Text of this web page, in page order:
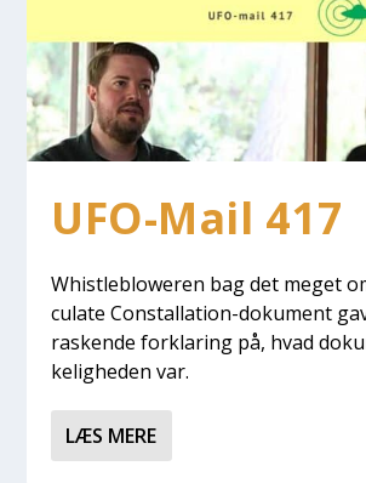
UFO-Mail 417
Whi­st­le­blowe­ren bag det meget
cu­la­te Con­stal­la­tion-doku­ment
ra­sken­de for­kla­ring på, hvad
ke­lig­he­den var.
LÆS MERE